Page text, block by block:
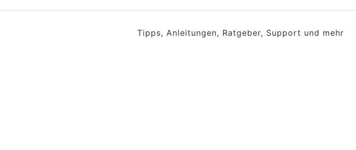
Tipps, Anleitungen, Ratgeber, Support und mehr